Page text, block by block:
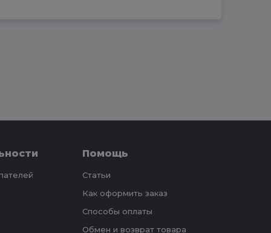
Помощь
Статьи
Как оформить заказ
Способы оплаты
Обмен и возврат товара